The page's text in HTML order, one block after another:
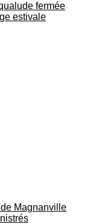
fermée
estivale
Magnanville